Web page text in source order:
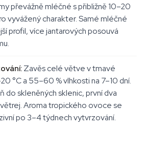
převážně mléčné s přibližně 10–20
vyvážený charakter. Samé mléčné
profil, více jantarových posouvá
Zavěs celé větve v tmavé
°C a 55–60 % vlhkosti na 7–10 dní.
do skleněných sklenic, první dva
Aroma tropického ovoce se
po 3–4 týdnech vytvrzování.